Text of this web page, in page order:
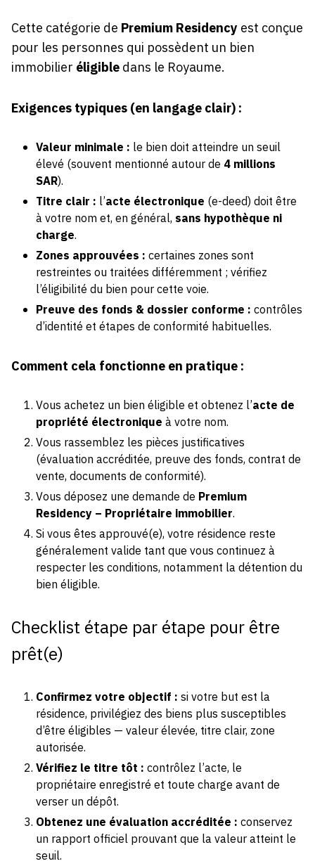
Cette catégorie de Premium Residency est conçue
pour les personnes qui possèdent un bien
immobilier éligibledans le Royaume.
Exigences typiques (en langage clair) :
Valeur minimale : le bien doit atteindre un seuil
élevé (souvent mentionné autour de 4 millions
SAR).
Titre clair : l’acte électronique (e-deed) doit être
à votre nom et, en général, sans hypothèque ni
charge.
Zones approuvées : certaines zones sont
restreintes ou traitées différemment ; vérifiez
l’éligibilité du bien pour cette voie.
Preuve des fonds & dossier conforme : contrôles
d’identité et étapes de conformité habituelles.
Comment cela fonctionne en pratique :
Vous achetez un bien éligible et obtenez l’acte de
propriété électronique à votre nom.
Vous rassemblez les pièces justificatives
(évaluation accréditée, preuve des fonds, contrat de
vente, documents de conformité).
Vous déposez une demande de Premium
Residency – Propriétaire immobilier.
Si vous êtes approuvé(e), votre résidence reste
généralement valide tant que vous continuez à
respecter les conditions, notamment la détention du
bien éligible.
Checklist étape par étape pour être
prêt(e)
Confirmez votre objectif : si votre but est la
résidence, privilégiez des biens plus susceptibles
d’être éligibles — valeur élevée, titre clair, zone
autorisée.
Vérifiez le titre tôt : contrôlez l’acte, le
propriétaire enregistré et toute charge avant de
verser un dépôt.
Obtenez une évaluation accréditée : conservez
un rapport officiel prouvant que la valeur atteint le
seuil.